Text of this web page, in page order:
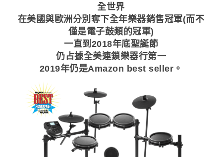
全世界
在美國與歐洲分別奪下全年樂器銷售冠軍(而不
僅是電子鼓類的冠軍)
一直到2018年底聖誕節
仍占據全美連鎖樂器行第一
2019年仍是Amazon best seller。